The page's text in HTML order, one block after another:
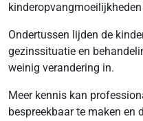
Ondertussen lijden de
gezinssituatie en
weinig verandering in.
Meer kennis kan
bespreekbaar te maken en